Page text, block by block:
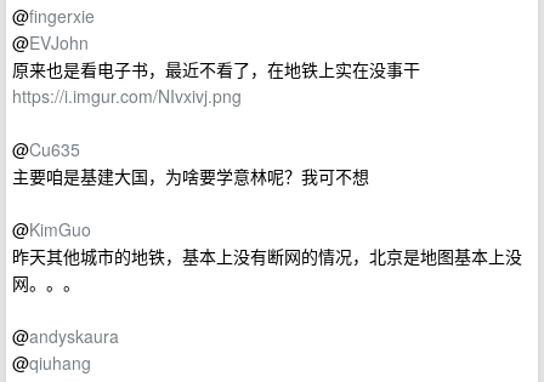
@fingerxie
@EVJohn
原来也是看电子书，最近不看了，在地铁上实在没事干
https://i.imgur.com/NIvxivj.png
@Cu635
主要咱是基建大国，为啥要学意林呢？我可不想
@KimGuo
昨天其他城市的地铁，基本上没有断网的情况，北京是地图基本上没
网。。。
@andyskaura
@qiuhang